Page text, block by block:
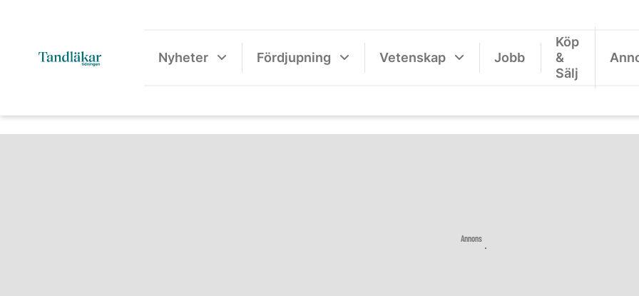
Nyheter Fördjupning Vetenskap Jobb
Köp
&
Sälj
Annons